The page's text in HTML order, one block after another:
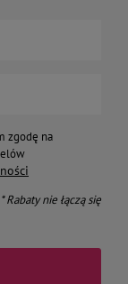
zgodę na
* Rabaty nie łączą się